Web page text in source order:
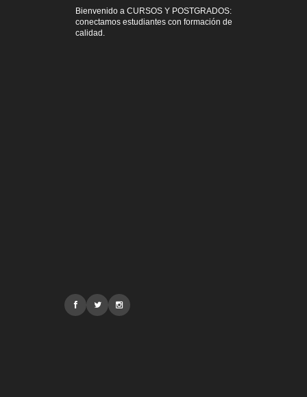
Bienvenido a CURSOS Y POSTGRADOS:
conectamos estudiantes con formación de
calidad.